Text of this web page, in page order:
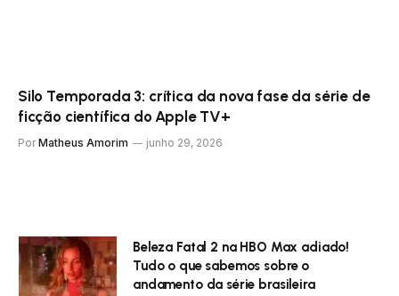
Silo Temporada 3: crítica da nova fase da série de
ficção científica do Apple TV+
Por Matheus Amorim junho 29, 2026
Beleza Fatal 2 na HBO Max adiado!
Tudo o que sabemos sobre o
andamento da série brasileira